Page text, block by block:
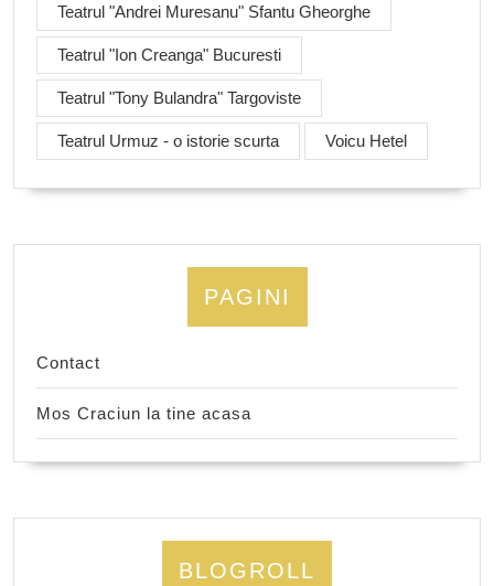
Teatrul "Andrei Muresanu" Sfantu Gheorghe
Teatrul "Ion Creanga" Bucuresti
Teatrul "Tony Bulandra" Targoviste
Teatrul Urmuz - o istorie scurta Voicu Hetel
PAGINI
Contact
Mos Craciun la tine acasa
BLOGROLL